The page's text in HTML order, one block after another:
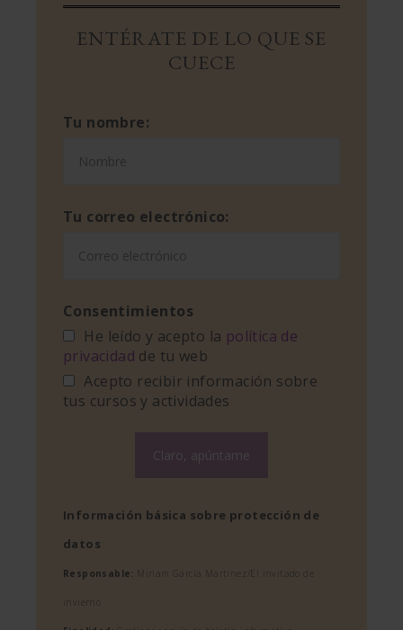
ENTÉRATE DE LO QUE SE
CUECE
Tu nombre:
Tu correo electrónico:
Consentimientos
He leído y acepto la política de
privacidad de tu web
Acepto recibir información sobre
tus cursos y actividades
Información básica sobre protección de
datos
Responsable: Miriam García Martínez/El invitado de
invierno